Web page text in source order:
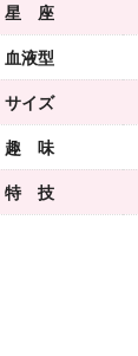
星 座
血液型
サイズ
趣 味
特 技